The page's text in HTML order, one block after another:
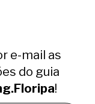
e-mail as
do guia
!